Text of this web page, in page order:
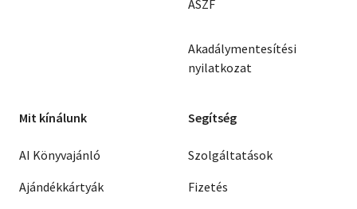
ÁSZF
Akadálymentesítési
nyilatkozat
Mit kínálunk
AI Könyvajánló
Ajándékkártyák
Segítség
Szolgáltatások
Fizetés